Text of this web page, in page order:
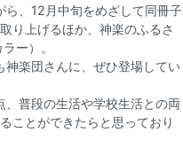
、12月中旬をめざして同冊子
り上げるほか、神楽のふるさ
ー）。
楽団さんに、ぜひ登場してい
普段の生活や学校生活との両
ことができたらと思っており